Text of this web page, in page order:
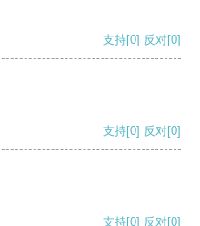
支持[0] 反对[0]
支持[0] 反对[0]
支持[0] 反对[0]